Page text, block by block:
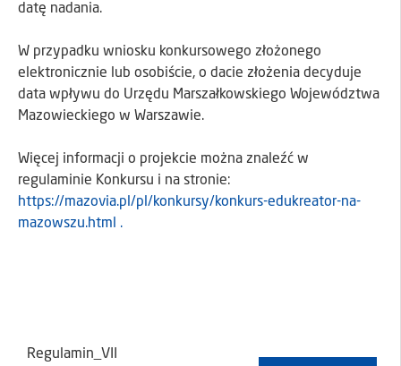
datę nadania.
W przypadku wniosku konkursowego złożonego
elektronicznie lub osobiście, o dacie złożenia decyduje
data wpływu do Urzędu Marszałkowskiego Województwa
Mazowieckiego w Warszawie.
Więcej informacji o projekcie można znaleźć w
regulaminie Konkursu i na stronie:
https://mazovia.pl/pl/konkursy/konkurs-edukreator-na-
mazowszu.html .
Regulamin_VII